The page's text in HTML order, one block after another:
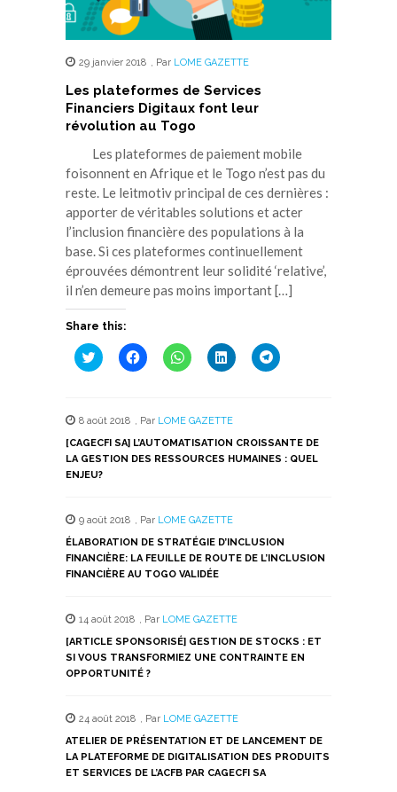
29 janvier 2018 , Par LOME GAZETTE
Les plateformes de Services
Financiers Digitaux font leur
révolution au Togo
Les plateformes de paiement mobile
foisonnent en Afrique et le Togo n’est pas du
reste. Le leitmotiv principal de ces dernières :
apporter de véritables solutions et acter
l’inclusion financière des populations à la
base. Si ces plateformes continuellement
éprouvées démontrent leur solidité ‘relative’,
il n’en demeure pas moins important […]
Share this:
Cliquez
pour
une
nouvelle
fenêtre)
Cliquez
pour
une
nouvelle
fenêtre)
Cliquez
pour
une
nouvelle
fenêtre)
Cliquez
pour
une
nouvelle
fenêtre)
Cliquez
pour
nouvelle
fenêtre)
8 août 2018 , Par LOME GAZETTE
[CAGECFI SA] L’AUTOMATISATION CROISSANTE DE
LA GESTION DES RESSOURCES HUMAINES : QUEL
ENJEU?
9 août 2018 , Par LOME GAZETTE
ÉLABORATION DE STRATÉGIE D’INCLUSION
FINANCIÈRE: LA FEUILLE DE ROUTE DE L’INCLUSION
FINANCIÈRE AU TOGO VALIDÉE
14 août 2018 , Par LOME GAZETTE
[ARTICLE SPONSORISÉ] GESTION DE STOCKS : ET
SI VOUS TRANSFORMIEZ UNE CONTRAINTE EN
OPPORTUNITÉ ?
24 août 2018 , Par LOME GAZETTE
ATELIER DE PRÉSENTATION ET DE LANCEMENT DE
LA PLATEFORME DE DIGITALISATION DES PRODUITS
ET SERVICES DE L’ACFB PAR CAGECFI SA